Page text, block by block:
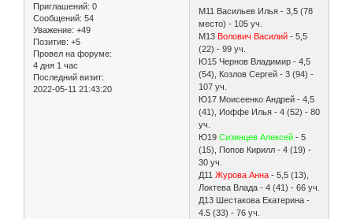
Приглашений: 0
Сообщений: 54
Уважение: +49
Позитив: +5
Провел на форуме:
4 дня 1 час
Последний визит:
2022-05-11 21:43:20
M11 Васильев Илья - 3,5 (78
место) - 105 уч.
М13 Волович Василий - 5,5
(22) - 99 уч.
Ю15 Чернов Владимир - 4,5
(54), Козлов Сергей - 3 (94) -
107 уч.
Ю17 Моисеенко Андрей - 4,5
(41), Иоффе Илья - 4 (52) - 80
уч.
Ю19Сизинцев Алексей - 5
(15), Попов Кирилл - 4 (19) -
30 уч.
Д11Журова Анна - 5,5 (13),
Локтева Влада - 4 (41) - 66 уч.
Д13 Шестакова Екатерина -
4.5 (33) - 76 уч.